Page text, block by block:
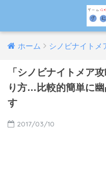
ホーム シノビナイトメ
「シノビナイトメア
り方…比較的簡単に
す
2017/03/10